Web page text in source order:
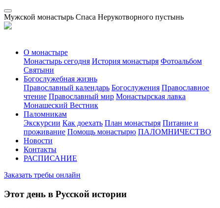
Мужской монастырь Спаса Нерукотворного пустынь
О монастыре
Монастырь сегодня История монастыря Фотоальбом
Святыни
Богослужебная жизнь
Православный календарь Богослужения Православное
чтение Православный мир Монастырская лавка
Монашеский Вестник
Паломникам
Экскурсии Как доехать План монастыря Питание и
проживание Помощь монастырю ПАЛОМНИЧЕСТВО
Новости
Контакты
РАСПИСАНИЕ
Заказать требы онлайн
Этот день в Русской истории